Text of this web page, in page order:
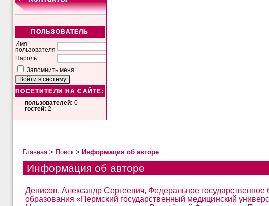
ПОЛЬЗОВАТЕЛЬ
Имя
пользователя
Пароль
Запомнить меня
ПОСЕТИТЕЛИ НА САЙТЕ:
пользователей: 0
гостей: 2
Главная> Поиск> Информация об авторе
Информация об авторе
Денисов, Александр Сергеевич, Федеральное
образования «Пермский государственный медицинский